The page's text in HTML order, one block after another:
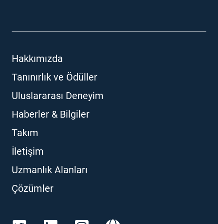
Hakkımızda
Tanınırlık ve Ödüller
Uluslararası Deneyim
Haberler & Bilgiler
Takım
İletişim
Uzmanlık Alanları
Çözümler